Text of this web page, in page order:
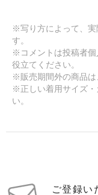
※写り方によって、実
す。
※コメントは投稿者個
役立てください。
※販売期間外の商品は
※正しい着用サイズ・
い。
ご登録い